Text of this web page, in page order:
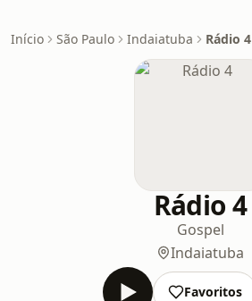
Início São Paulo Indaiatuba Rádio 4
Rádio 4
Gospel
Indaiatuba
Favoritos